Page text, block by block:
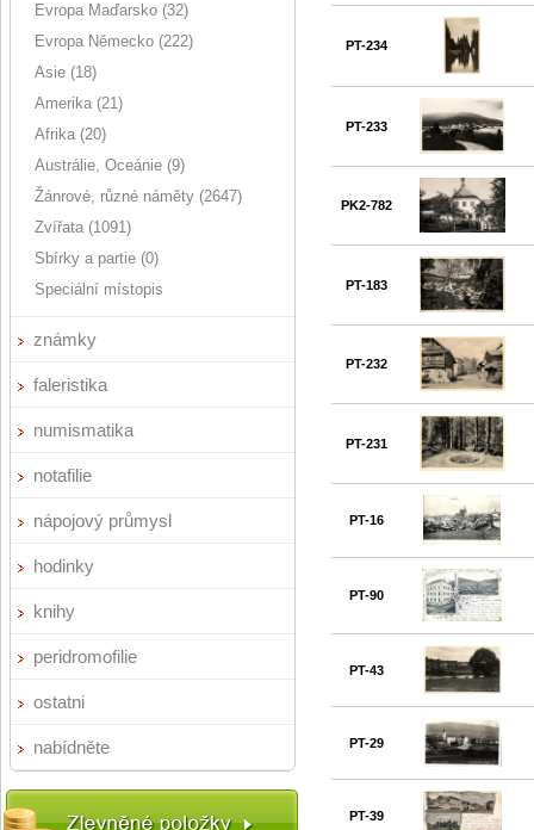
Evropa Maďarsko (32)
Evropa Německo (222)
Asie (18)
Amerika (21)
Afrika (20)
Austrálie, Oceánie (9)
Žánrové, různé náměty (2647)
Zvířata (1091)
Sbírky a partie (0)
Speciální místopis
známky
faleristika
numismatika
notafilie
nápojový průmysl
hodinky
knihy
peridromofilie
ostatni
nabídněte
PT-234
PT-233
PK2-782
PT-183
PT-232
PT-231
PT-16
PT-90
PT-43
PT-29
PT-39